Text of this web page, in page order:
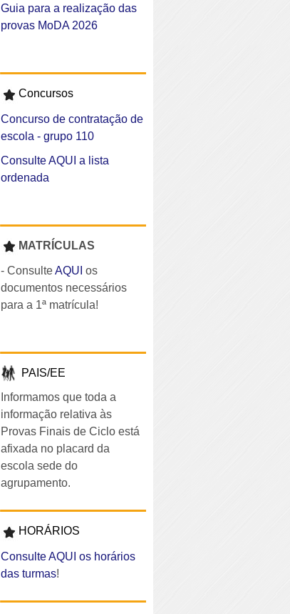
Guia para a realização das
provas MoDA 2026
Concursos
Concurso de contratação de
escola - grupo 110
Consulte AQUI a lista
ordenada
MATRÍCULAS
- ConsulteAQUI os
documentos necessários
para a 1ª matrícula!
PAIS/EE
Informamos que toda a
informação relativa às
Provas Finais de Ciclo está
afixada no placard da
escola sede do
agrupamento.
HORÁRIOS
Consulte AQUI os horários
das turmas!